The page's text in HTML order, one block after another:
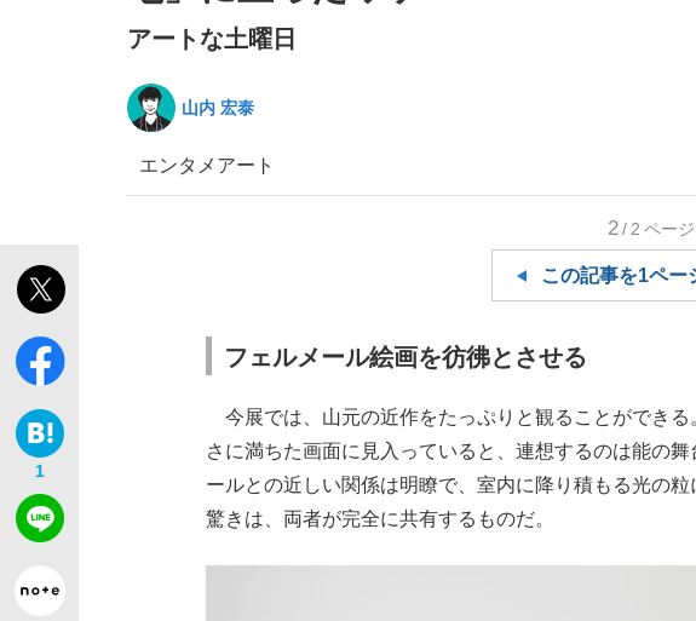
「目標達成できなかったからと言って…」サッカー日本代表・森
アートな土曜日
山内 宏泰
エンタメ アート
1
2/2 ページ
この記事を1ペー
フェルメール絵画を彷彿とさせる
今展では、山元の近作をたっぷりと観ることができ
さに満ちた画面に見入っていると、連想するのは能の
ールとの近しい関係は明瞭で、室内に降り積もる光の
驚きは、両者が完全に共有するものだ。